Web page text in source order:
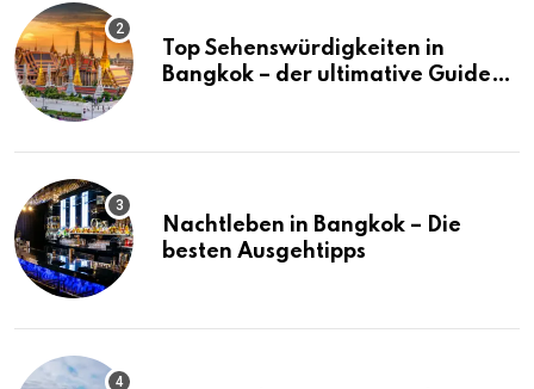
Top Sehenswürdigkeiten in
Bangkok – der ultimative Guide
Nachtleben in Bangkok – Die
besten Ausgehtipps